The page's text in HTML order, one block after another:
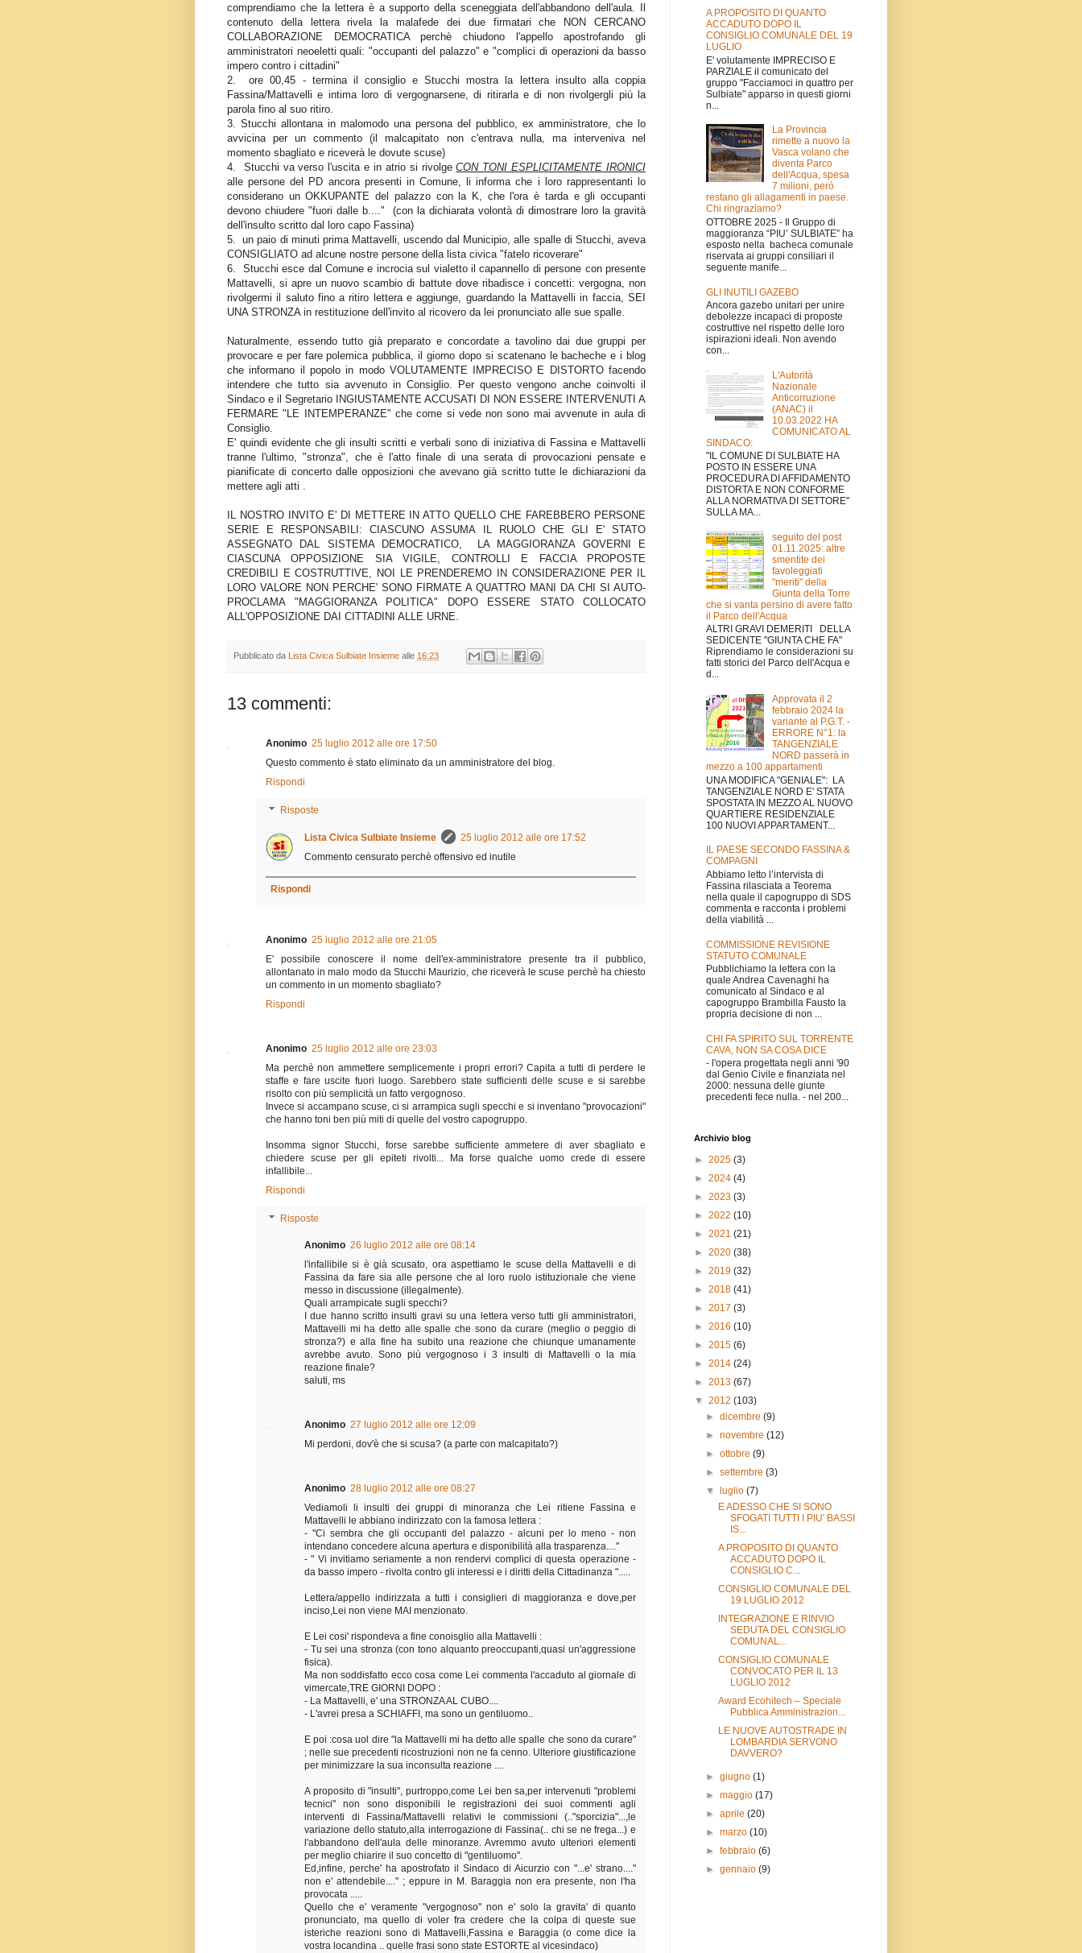
comprendiamo che la lettera è a supporto della sceneggiata dell'abbandono dell'aula. Il
contenuto della lettera rivela la malafede dei due firmatari che NON CERCANO
COLLABORAZIONE DEMOCRATICA perchè chiudono l'appello apostrofando gli
amministratori neoeletti quali: "occupanti del palazzo" e "complici di operazioni da basso
impero contro i cittadini"
2. ore 00,45 - termina il consiglio e Stucchi mostra la lettera insulto alla coppia
Fassina/Mattavelli e intima loro di vergognarsene, di ritirarla e di non rivolgergli più la
parola fino al suo ritiro.
3. Stucchi allontana in malomodo una persona del pubblico, ex amministratore, che lo
avvicina per un commento (il malcapitato non c'entrava nulla, ma interveniva nel
momento sbagliato e riceverà le dovute scuse)
4. Stucchi va verso l'uscita e in atrio si rivolgeCON TONI ESPLICITAMENTE IRONICI
alle persone del PD ancora presenti in Comune, li informa che i loro rappresentanti lo
considerano un OKKUPANTE del palazzo con la K, che l'ora è tarda e gli occupanti
devono chiudere "fuori dalle b...." (con la dichiarata volontà di dimostrare loro la gravità
dell'insulto scritto dal loro capo Fassina)
5. un paio di minuti prima Mattavelli, uscendo dal Municipio, alle spalle di Stucchi, aveva
CONSIGLIATO ad alcune nostre persone della lista civica "fatelo ricoverare"
6. Stucchi esce dal Comune e incrocia sul vialetto il capannello di persone con presente
Mattavelli, si apre un nuovo scambio di battute dove ribadisce i concetti: vergogna, non
rivolgermi il saluto fino a ritiro lettera e aggiunge, guardando la Mattavelli in faccia, SEI
UNA STRONZA in restituzione dell'invito al ricovero da lei pronunciato alle sue spalle.
Naturalmente, essendo tutto già preparato e concordate a tavolino dai due gruppi per
provocare e per fare polemica pubblica, il giorno dopo si scatenano le bacheche e i blog
che informano il popolo in modo VOLUTAMENTE IMPRECISO E DISTORTO facendo
intendere che tutto sia avvenuto in Consiglio. Per questo vengono anche coinvolti il
Sindaco e il Segretario INGIUSTAMENTE ACCUSATI DI NON ESSERE INTERVENUTI A
FERMARE "LE INTEMPERANZE" che come si vede non sono mai avvenute in aula di
Consiglio.
E' quindi evidente che gli insulti scritti e verbali sono di iniziativa di Fassina e Mattavelli
tranne l'ultimo, "stronza", che è l'atto finale di una serata di provocazioni pensate e
pianificate di concerto dalle opposizioni che avevano già scritto tutte le dichiarazioni da
mettere agli atti .
IL NOSTRO INVITO E' DI METTERE IN ATTO QUELLO CHE FAREBBERO PERSONE
SERIE E RESPONSABILI: CIASCUNO ASSUMA IL RUOLO CHE GLI E' STATO
ASSEGNATO DAL SISTEMA DEMOCRATICO, LA MAGGIORANZA GOVERNI E
CIASCUNA OPPOSIZIONE SIA VIGILE, CONTROLLI E FACCIA PROPOSTE
CREDIBILI E COSTRUTTIVE, NOI LE PRENDEREMO IN CONSIDERAZIONE PER IL
LORO VALORE NON PERCHE' SONO FIRMATE A QUATTRO MANI DA CHI SI AUTO-
PROCLAMA "MAGGIORANZA POLITICA" DOPO ESSERE STATO COLLOCATO
ALL'OPPOSIZIONE DAI CITTADINI ALLE URNE.
Pubblicato da Lista Civica Sulbiate Insieme alle 16:23
13 commenti:
Anonimo 25 luglio 2012 alle ore 17:50
Questo commento è stato eliminato da un amministratore del blog.
Rispondi
Risposte
Lista Civica Sulbiate Insieme
25 luglio 2012 alle ore 17:52
Commento censurato perchè offensivo ed inutile
Rispondi
Anonimo 25 luglio 2012 alle ore 21:05
E' possibile conoscere il nome dell'ex-amministratore presente tra il pubblico,
allontanato in malo modo da Stucchi Maurizio, che riceverà le scuse perchè ha chiesto
un commento in un momento sbagliato?
Rispondi
Anonimo 25 luglio 2012 alle ore 23:03
Ma perchè non ammettere semplicemente i propri errori? Capita a tutti di perdere le
staffe e fare uscite fuori luogo. Sarebbero state sufficienti delle scuse e si sarebbe
risolto con più semplicità un fatto vergognoso.
Invece si accampano scuse, ci si arrampica sugli specchi e si inventano "provocazioni"
che hanno toni ben più miti di quelle del vostro capogruppo.
Insomma signor Stucchi, forse sarebbe sufficiente ammetere di aver sbagliato e
chiedere scuse per gli epiteti rivolti... Ma forse qualche uomo crede di essere
infallibile...
Rispondi
Risposte
Anonimo 26 luglio 2012 alle ore 08:14
l'infallibile si è già scusato, ora aspettiamo le scuse della Mattavelli e di
Fassina da fare sia alle persone che al loro ruolo istituzionale che viene
messo in discussione (illegalmente).
Quali arrampicate sugli specchi?
I due hanno scritto insulti gravi su una lettera verso tutti gli amministratori,
Mattavelli mi ha detto alle spalle che sono da curare (meglio o peggio di
stronza?) e alla fine ha subito una reazione che chiunque umanamente
avrebbe avuto. Sono più vergognoso i 3 insulti di Mattavelli o la mia
reazione finale?
saluti, ms
Anonimo 27 luglio 2012 alle ore 12:09
Mi perdoni, dov'è che si scusa? (a parte con malcapitato?)
Anonimo 28 luglio 2012 alle ore 08:27
Vediamoli li insulti dei gruppi di minoranza che Lei ritiene Fassina e
Mattavelli le abbiano indirizzato con la famosa lettera :
- "Ci sembra che gli occupanti del palazzo - alcuni per lo meno - non
intendano concedere alcuna apertura e disponibilità alla trasparenza...."
- " Vi invitiamo seriamente a non rendervi complici di questa operazione -
da basso impero - rivolta contro gli interessi e i diritti della Cittadinanza ".....
Lettera/appello indirizzata a tutti i consiglieri di maggioranza e dove,per
inciso,Lei non viene MAI menzionato.
E Lei cosi' rispondeva a fine conoisglio alla Mattavelli :
- Tu sei una stronza (con tono alquanto preoccupanti,quasi un'aggressione
fisica).
Ma non soddisfatto ecco cosa come Lei commenta l'accaduto al giornale di
vimercate,TRE GIORNI DOPO :
- La Mattavelli, e' una STRONZA AL CUBO....
- L'avrei presa a SCHIAFFI, ma sono un gentiluomo..
E poi :cosa uol dire "la Mattavelli mi ha detto alle spalle che sono da curare"
; nelle sue precedenti ricostruzioni non ne fa cenno. Ulteriore giustificazione
per minimizzare la sua inconsulta reazione ....
A proposito di "insulti", purtroppo,come Lei ben sa,per intervenuti "problemi
tecnici" non sono disponibili le registrazioni dei suoi commenti agli
interventi di Fassina/Mattavelli relativi le commissioni (.."sporcizia"...,le
variazione dello statuto,alla interrogazione di Fassina(.. chi se ne frega...) e
l'abbandono dell'aula delle minoranze. Avremmo avuto ulteriori elementi
per meglio chiarire il suo concetto di "gentiluomo".
Ed,infine, perche' ha apostrofato il Sindaco di Aicurzio con "...e' strano...."
non e' attendebile...." ; eppure in M. Baraggia non era presente, non l'ha
provocata .....
Quello che e' veramente "vergognoso" non e' solo la gravita' di quanto
pronunciato, ma quello di voler fra credere che la colpa di queste sue
isteriche reazioni sono di Mattavelli,Fassina e Baraggia (o come dice la
vostra locandina .. quelle frasi sono state ESTORTE al vicesindaco)
A PROPOSITO DI QUANTO
ACCADUTO DOPO IL
CONSIGLIO COMUNALE DEL 19
LUGLIO
E' volutamente IMPRECISO E
PARZIALE il comunicato del
gruppo "Facciamoci in quattro per
Sulbiate" apparso in questi giorni
n...
La Provincia
rimette a nuovo la
Vasca volano che
diventa Parco
dell'Acqua, spesa
7 milioni, però
restano gli allagamenti in paese.
Chi ringraziamo?
OTTOBRE 2025 - Il Gruppo di
maggioranza “PIU’ SULBIATE” ha
esposto nella bacheca comunale
riservata ai gruppi consiliari il
seguente manife...
GLI INUTILI GAZEBO
Ancora gazebo unitari per unire
debolezze incapaci di proposte
costruttive nel rispetto delle loro
ispirazioni ideali. Non avendo
con...
L'Autorità
Nazionale
Anticorruzione
(ANAC) il
10.03.2022 HA
COMUNICATO AL
SINDACO:
"IL COMUNE DI SULBIATE HA
POSTO IN ESSERE UNA
PROCEDURA DI AFFIDAMENTO
DISTORTA E NON CONFORME
ALLA NORMATIVA DI SETTORE"
SULLA MA...
seguito del post
01.11.2025: altre
smentite dei
favoleggiati
"meriti" della
Giunta della Torre
che si vanta persino di avere fatto
il Parco dell'Acqua
ALTRI GRAVI DEMERITI DELLA
SEDICENTE "GIUNTA CHE FA"
Riprendiamo le considerazioni su
fatti storici del Parco dell'Acqua e
d...
Approvata il 2
febbraio 2024 la
variante al P.G.T. -
ERRORE N°1: la
TANGENZIALE
NORD passerà in
mezzo a 100 appartamenti
UNA MODIFICA "GENIALE": LA
TANGENZIALE NORD E' STATA
SPOSTATA IN MEZZO AL NUOVO
QUARTIERE RESIDENZIALE
100 NUOVI APPARTAMENT...
IL PAESE SECONDO FASSINA &
COMPAGNI
Abbiamo letto l’intervista di
Fassina rilasciata a Teorema
nella quale il capogruppo di SDS
commenta e racconta i problemi
della viabilità ...
COMMISSIONE REVISIONE
STATUTO COMUNALE
Pubblichiamo la lettera con la
quale Andrea Cavenaghi ha
comunicato al Sindaco e al
capogruppo Brambilla Fausto la
propria decisione di non ...
CHI FA SPIRITO SUL TORRENTE
CAVA, NON SA COSA DICE
- l'opera progettata negli anni '90
dal Genio Civile e finanziata nel
2000: nessuna delle giunte
precedenti fece nulla. - nel 200...
Archivio blog
► 2025 (3)
► 2024 (4)
► 2023 (3)
► 2022 (10)
► 2021 (21)
► 2020 (38)
► 2019 (32)
► 2018 (41)
► 2017 (3)
► 2016 (10)
► 2015 (6)
► 2014 (24)
► 2013 (67)
▼ 2012 (103)
►dicembre(9)
►novembre(12)
►ottobre(9)
►settembre(3)
▼
luglio(7)
E ADESSO CHE SI SONO
SFOGATI TUTTI I PIU' BASSI
IS...
A PROPOSITO DI QUANTO
ACCADUTO DOPO IL
CONSIGLIO C...
CONSIGLIO COMUNALE DEL
19 LUGLIO 2012
INTEGRAZIONE E RINVIO
SEDUTA DEL CONSIGLIO
COMUNAL...
CONSIGLIO COMUNALE
CONVOCATO PER IL 13
LUGLIO 2012
Award Ecohitech – Speciale
Pubblica Amministrazion...
LE NUOVE AUTOSTRADE IN
LOMBARDIA SERVONO
DAVVERO?
►giugno(1)
►maggio(17)
►aprile(20)
►marzo(10)
►febbraio(6)
►gennaio(9)